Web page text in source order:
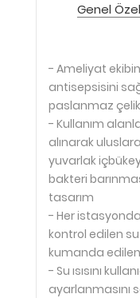
Genel
- Ameliyat
antisepsisini
paslanmaz
- Kullanım
alınarak
yuvarlak
bakteri
tasarım
- Her
kontrol edilen su
kumanda edilen
- Su ısısını